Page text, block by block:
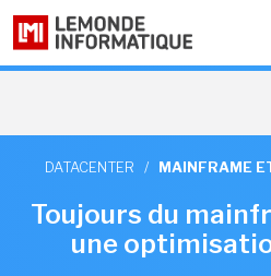
DATACENTER / MAINFRAME
Toujours du
une